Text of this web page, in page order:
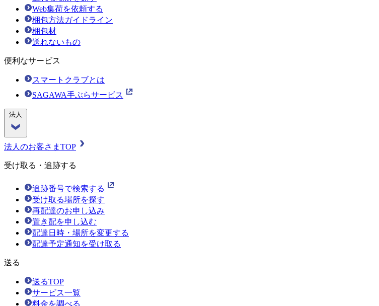
Web集荷を依頼する
梱包方法ガイドライン
梱包材
送れないもの
便利なサービス
スマートクラブとは
SAGAWA手ぶらサービス
法人
法人のお客さまTOP
受け取る・追跡する
追跡番号で検索する
受け取る場所を探す
再配達のお申し込み
置き配を申し込む
配達日時・場所を変更する
配達予定通知を受け取る
送る
送るTOP
サービス一覧
料金を調べる